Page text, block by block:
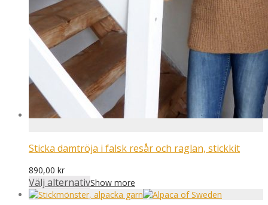
Sticka damtröja i falsk resår och raglan, stickkit
890,00 kr
Välj alternativShow more